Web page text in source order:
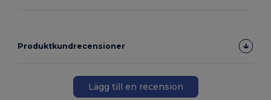
Produktkundrecensioner
Lägg till en recension